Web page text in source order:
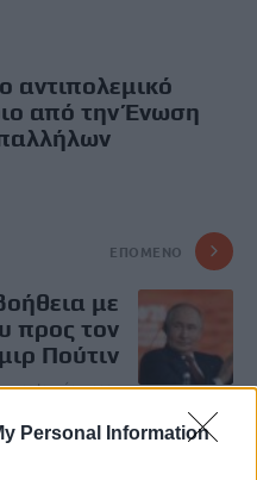
Personal Information
αντιπολεμικό
από την Ένωση
ΕΠΌΜΕΝΟ
με
προς τον
Πούτιν
23 Ιουνίου, 2025